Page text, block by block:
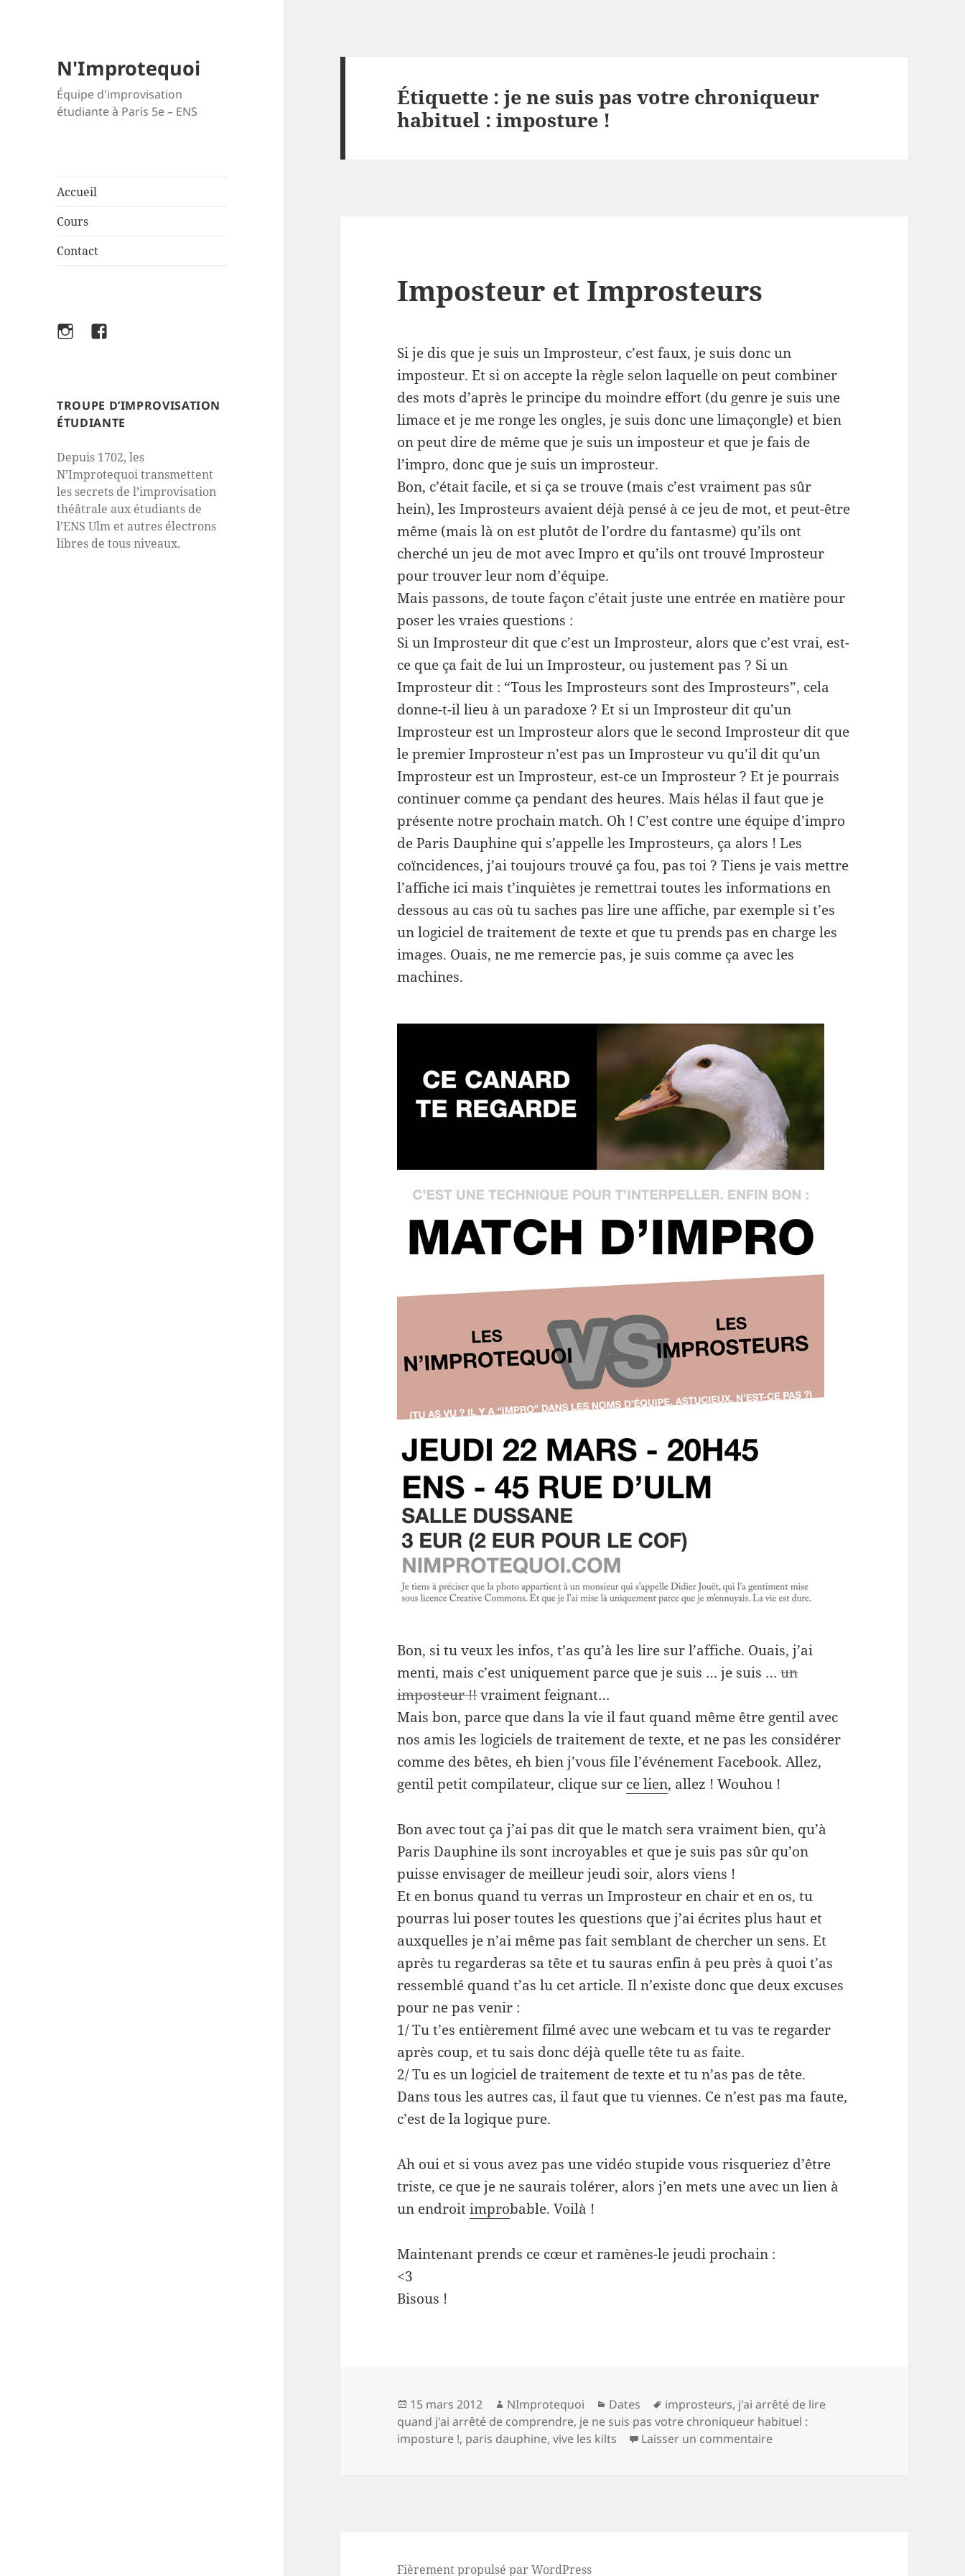
N'Improtequoi
Équipe d'improvisation
étudiante à Paris 5e – ENS
Accueil
Cours
Contact
InstagramFacebook
TROUPE D’IMPROVISATION
ÉTUDIANTE
Depuis 1702, les
N’Improtequoi transmettent
les secrets de l’improvisation
théâtrale aux étudiants de
l’ENS Ulm et autres électrons
libres de tous niveaux.
Étiquette :je ne suis pas votre chroniqueur
habituel : imposture !
Imposteur et Improsteurs
Si je dis que je suis un Improsteur, c’est faux, je suis donc un
imposteur. Et si on accepte la règle selon laquelle on peut combiner
des mots d’après le principe du moindre effort (du genre je suis une
limace et je me ronge les ongles, je suis donc une limaçongle) et bien
on peut dire de même que je suis un imposteur et que je fais de
l’impro, donc que je suis un improsteur.
Bon, c’était facile, et si ça se trouve (mais c’est vraiment pas sûr
hein), les Improsteurs avaient déjà pensé à ce jeu de mot, et peut-être
même (mais là on est plutôt de l’ordre du fantasme) qu’ils ont
cherché un jeu de mot avec Impro et qu’ils ont trouvé Improsteur
pour trouver leur nom d’équipe.
Mais passons, de toute façon c’était juste une entrée en matière pour
poser les vraies questions :
Si un Improsteur dit que c’est un Improsteur, alors que c’est vrai, est-
ce que ça fait de lui un Improsteur, ou justement pas ? Si un
Improsteur dit : “Tous les Improsteurs sont des Improsteurs”, cela
donne-t-il lieu à un paradoxe ? Et si un Improsteur dit qu’un
Improsteur est un Improsteur alors que le second Improsteur dit que
le premier Improsteur n’est pas un Improsteur vu qu’il dit qu’un
Improsteur est un Improsteur, est-ce un Improsteur ? Et je pourrais
continuer comme ça pendant des heures. Mais hélas il faut que je
présente notre prochain match. Oh ! C’est contre une équipe d’impro
de Paris Dauphine qui s’appelle les Improsteurs, ça alors ! Les
coïncidences, j’ai toujours trouvé ça fou, pas toi ? Tiens je vais mettre
l’affiche ici mais t’inquiètes je remettrai toutes les informations en
dessous au cas où tu saches pas lire une affiche, par exemple si t’es
un logiciel de traitement de texte et que tu prends pas en charge les
images. Ouais, ne me remercie pas, je suis comme ça avec les
machines.
Bon, si tu veux les infos, t’as qu’à les lire sur l’affiche. Ouais, j’ai
menti, mais c’est uniquement parce que je suis … je suis …un
imposteur !!vraiment feignant…
Mais bon, parce que dans la vie il faut quand même être gentil avec
nos amis les logiciels de traitement de texte, et ne pas les considérer
comme des bêtes, eh bien j’vous file l’événement Facebook. Allez,
gentil petit compilateur, clique sur ce lien, allez ! Wouhou !
Bon avec tout ça j’ai pas dit que le match sera vraiment bien, qu’à
Paris Dauphine ils sont incroyables et que je suis pas sûr qu’on
puisse envisager de meilleur jeudi soir, alors viens !
Et en bonus quand tu verras un Improsteur en chair et en os, tu
pourras lui poser toutes les questions que j’ai écrites plus haut et
auxquelles je n’ai même pas fait semblant de chercher un sens. Et
après tu regarderas sa tête et tu sauras enfin à peu près à quoi t’as
ressemblé quand t’as lu cet article. Il n’existe donc que deux excuses
pour ne pas venir :
1/ Tu t’es entièrement filmé avec une webcam et tu vas te regarder
après coup, et tu sais donc déjà quelle tête tu as faite.
2/ Tu es un logiciel de traitement de texte et tu n’as pas de tête.
Dans tous les autres cas, il faut que tu viennes. Ce n’est pas ma faute,
c’est de la logique pure.
Ah oui et si vous avez pas une vidéo stupide vous risqueriez d’être
triste, ce que je ne saurais tolérer, alors j’en mets une avec un lien à
un endroitimprobable. Voilà !
Maintenant prends ce cœur et ramènes-le jeudi prochain :
<3
Bisous !
Publié
le
15 mars 2012 Auteur
NImprotequoi Catégories
Dates
Mots-
clés
improsteurs, j'ai arrêté de lire
quand j'ai arrêté de comprendre, je ne suis pas votre chroniqueur habituel :
imposture !, paris dauphine,vive les kilts Laisser un commentairesur Imposteur et Improsteurs
Fièrement propulsé par WordPress